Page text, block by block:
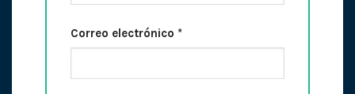
Correo electrónico *